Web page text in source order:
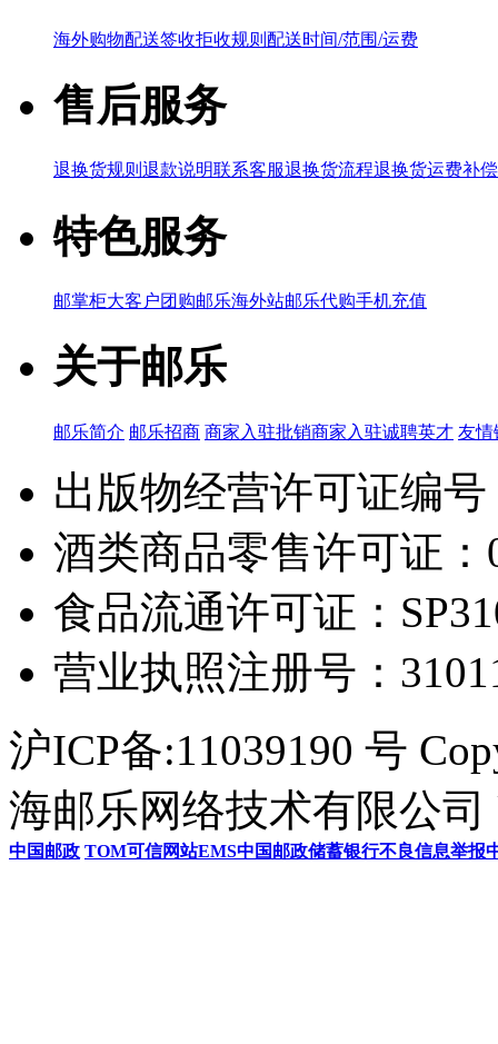
海外购物配送签收拒收规则 配送时间/范围/运费
售后服务
退换货规则 退款说明联系客服退换货流程退换货运费补
特色服务
邮掌柜大客户团购邮乐海外站邮乐代购手机充值
关于邮乐
邮乐简介 邮乐招商 商家入驻批销商家入驻诚聘英才 友情
出版物经营许可证编
酒类商品零售许可证：
食品流通许可证：
营业执照注册号：
沪ICP备:11039190 号
海邮乐网络技术有限公司
中国邮政 TOM可信网站EMS中国邮政储蓄银行不良信息举报